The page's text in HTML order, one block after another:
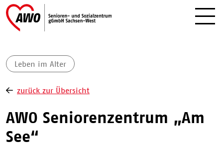
Leben im Alter
zurück zur Übersicht
AWO Seniorenzentrum „Am
See“